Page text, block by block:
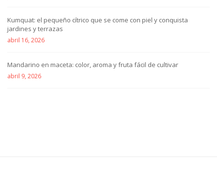
Kumquat: el pequeño cítrico que se come con piel y conquista
jardines y terrazas
abril 16, 2026
Mandarino en maceta: color, aroma y fruta fácil de cultivar
abril 9, 2026